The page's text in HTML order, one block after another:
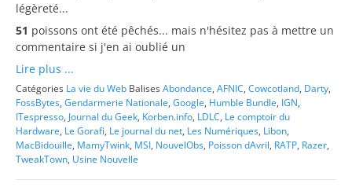
légèreté...
51 poissons ont été pêchés... mais n'hésitez pas à mettre un
commentaire si j'en ai oublié un
Lire plus ...
Catégories La vie du Web BalisesAbondance, AFNIC, Cowcotland, Darty,
FossBytes, Gendarmerie Nationale, Google, Humble Bundle, IGN,
ITespresso, Journal du Geek, Korben.info, LDLC, Le comptoir du
Hardware, Le Gorafi, Le journal du net, Les Numériques, Libon,
MacBidouille, MamyTwink, MSI, NouvelObs, Poisson dAvril, RATP, Razer,
TweakTown, Usine Nouvelle